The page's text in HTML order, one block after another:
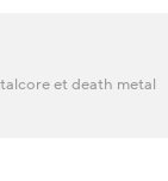
et death metal